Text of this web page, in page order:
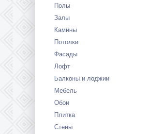
Полы
Залы
Камины
Потолки
Фасады
Лофт
Балконы и лоджии
Мебель
Обои
Плитка
Стены